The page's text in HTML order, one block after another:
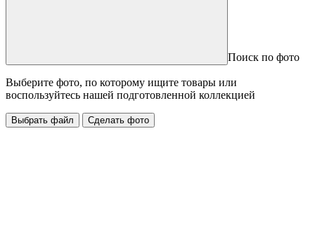
Поиск по фото
Выберите фото, по которому ищите товары или
воспользуйтесь нашей подготовленной коллекцией
Выбрать файл Сделать фото